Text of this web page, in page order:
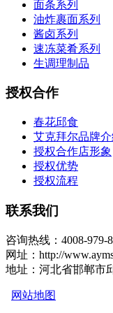
面条系列
油炸裹面系列
酱卤系列
速冻菜肴系列
生调理制品
授权合作
春花邱食
艾克拜尔品牌介
授权合作店形象
授权优势
授权流程
联系我们
咨询热线：4008-979-
网址：http://
地址：河北省邯郸市
网站地图